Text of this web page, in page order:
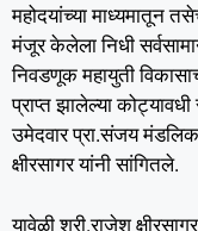
महोदयांच्या माध्यमातून
मंजूर केलेला निधी
निवडणूक महायुती
प्राप्त झालेल्या
उमेदवार प्रा.संजय मंडलिक
क्षीरसागर यांनी सांगितले.
यावेळी श्री.राजेश